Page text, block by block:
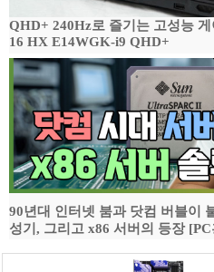
QHD+ 240Hz로 즐기는 고성능
16 HX E14WGK-i9 QHD+
90년대 인터넷 붐과 닷컴 버블이
성기, 그리고 x86 서버의 등장